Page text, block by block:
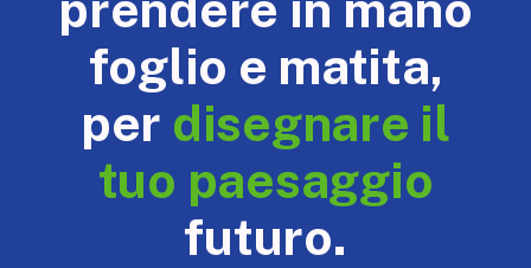
foglio e matita,
per disegnare il
tuo paesaggio
futuro.